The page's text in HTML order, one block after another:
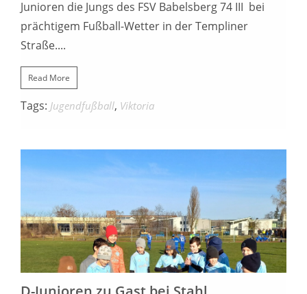
Junioren die Jungs des FSV Babelsberg 74 III bei
prächtigem Fußball-Wetter in der Templiner
Straße....
Read More
Tags: Jugendfußball, Viktoria
16. FEBRUAR 2022